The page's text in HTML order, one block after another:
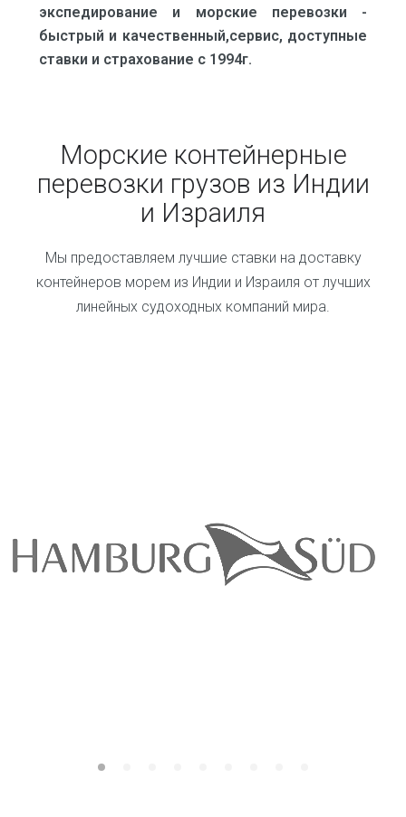
экспедирование и морские перевозки -
быстрый и качественный,сервис, доступные
ставки и страхование с 1994г.
Морские контейнерные
перевозки грузов из Индии
и Израиля
Мы предоставляем лучшие ставки на доставку
контейнеров морем из Индии и Израиля от лучших
линейных судоходных компаний мира.